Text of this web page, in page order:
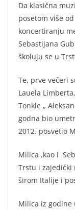
Da klasična
posetom više
koncertiranju
Sebastijana
školuju se u
Te, prve večeri
Lauela
Tonkle „
godna bio
2012. posvetio
Milica ,kao i
Trstu i zajedički
širom Italije i
Milica iz